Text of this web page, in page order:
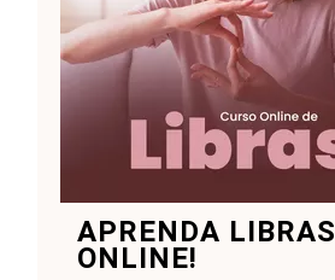
APRENDA LIBRAS
ONLINE!